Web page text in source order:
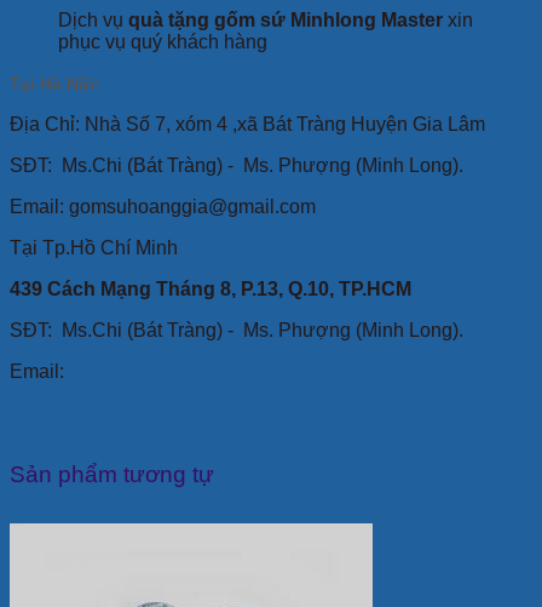
Dịch vụ quà tặng gốm sứ Minhlong Master xin
phục vụ quý khách hàng
Tại Hà Nội:
Địa Chỉ: Nhà Số 7, xóm 4 ,xã Bát Tràng Huyện Gia Lâm
SĐT:
Ms.Chi (Bát Tràng) - Ms. Phượng (Minh Long).
Email: gomsuhoanggia@gmail.com
Tại Tp.Hồ Chí Minh
439 Cách Mạng Tháng 8, P.13, Q.10, TP.HCM
SĐT: Ms.Chi (Bát Tràng) - Ms. Phượng (Minh Long).
Email:
Sản phẩm tương tự